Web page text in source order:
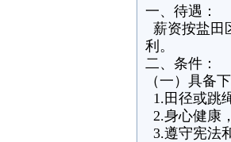
一、待遇：
薪资按盐田
利。
二、条件：
（一）具备
1.田径或跳
2.身心健康
3.遵守宪法